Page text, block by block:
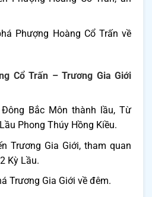
Phượng Hoàng Cổ Trấn về
Cổ Trấn – Trương Gia Giới
Bắc Môn thành lầu, Từ
Phong Thúy Hồng Kiều.
Trương Gia Giới, tham quan
Kỳ Lầu.
Trương Gia Giới về đêm.